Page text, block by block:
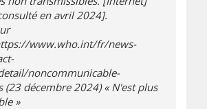
en avril 2024].
www.who.int/fr/news-
noncommunicable-
(23 décembre 2024) « N'est plus
»